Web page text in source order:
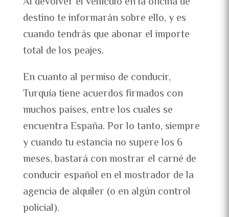
destino te informarán sobre ello, y es
cuando tendrás que abonar el importe
total de los peajes.
En cuanto al permiso de conducir,
Turquía tiene acuerdos firmados con
muchos países, entre los cuales se
encuentra España. Por lo tanto, siempre
y cuando tu estancia no supere los 6
meses, bastará con mostrar el carné de
conducir español en el mostrador de la
agencia de alquiler (o en algún control
policial).